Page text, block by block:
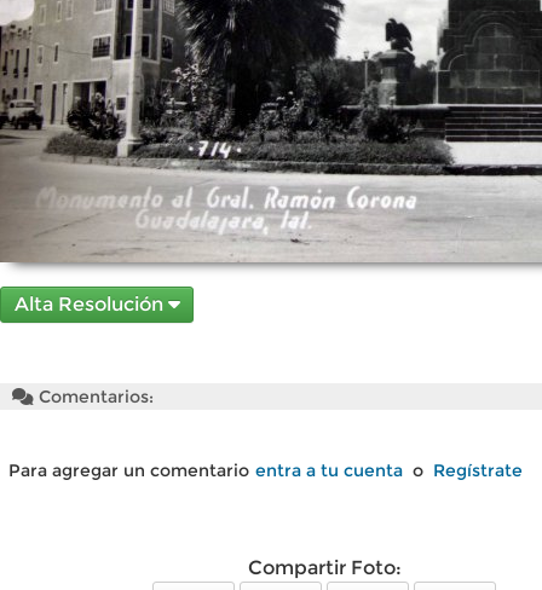
Alta Resolución
Comentarios:
Para agregar un comentario entra a tu cuenta o Regístrate
Compartir Foto: